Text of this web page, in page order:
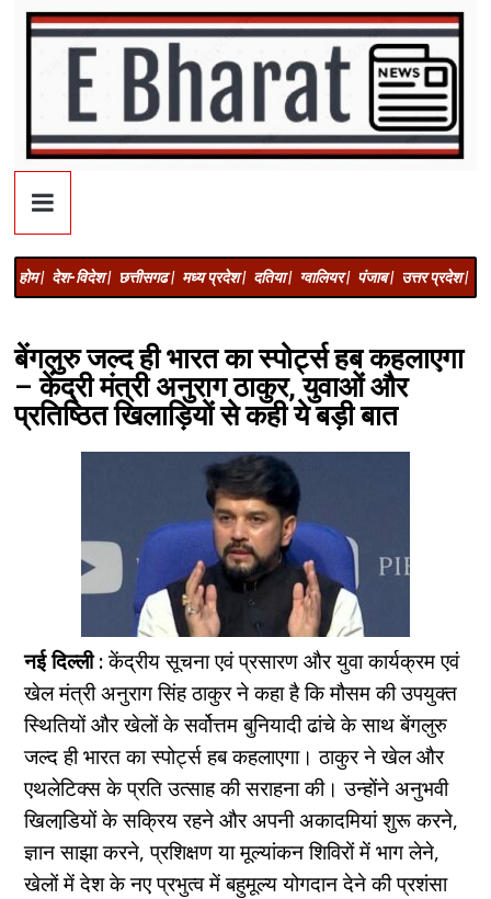
होम | देश-विदेश | छत्तीसगढ | मध्य प्रदेश | दतिया | ग्वालियर | पंजाब | उत्तर प्रदेश |
बेंगलुरु जल्द ही भारत का स्पोर्ट्स हब कहलाएगा
– केंद्री मंत्री अनुराग ठाकुर, युवाओं और
प्रतिष्ठित खिलाड़ियों से कही ये बड़ी बात
नई दिल्ली :केंद्रीय सूचना एवं प्रसारण और युवा कार्यक्रम एवं
खेल मंत्री अनुराग सिंह ठाकुर ने कहा है कि मौसम की उपयुक्‍त
स्थितियों और खेलों के सर्वोत्तम बुनियादी ढांचे के साथ बेंगलुरु
जल्द ही भारत का स्पोर्ट्स हब कहलाएगा। ठाकुर ने खेल और
एथलेटिक्स के प्रति उत्साह की सराहना की। उन्होंने अनुभवी
खिलाडि़यों के सक्रिय रहने और अपनी अकादमियां शुरू करने,
ज्ञान साझा करने, प्रशिक्षण या मूल्यांकन शिविरों में भाग लेने,
खेलों में देश के नए प्रभुत्व में बहुमूल्य योगदान देने की प्रशंसा